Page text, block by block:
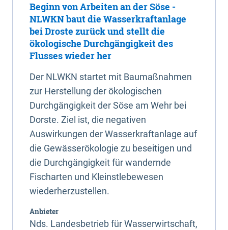
Beginn von Arbeiten an der Söse -
NLWKN baut die Wasserkraftanlage
bei Droste zurück und stellt die
ökologische Durchgängigkeit des
Flusses wieder her
Der NLWKN startet mit Baumaßnahmen
zur Herstellung der ökologischen
Durchgängigkeit der Söse am Wehr bei
Dorste. Ziel ist, die negativen
Auswirkungen der Wasserkraftanlage auf
die Gewässerökologie zu beseitigen und
die Durchgängigkeit für wandernde
Fischarten und Kleinstlebewesen
wiederherzustellen.
Anbieter
Nds. Landesbetrieb für Wasserwirtschaft,